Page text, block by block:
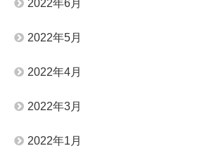
2022年6月
2022年5月
2022年4月
2022年3月
2022年1月